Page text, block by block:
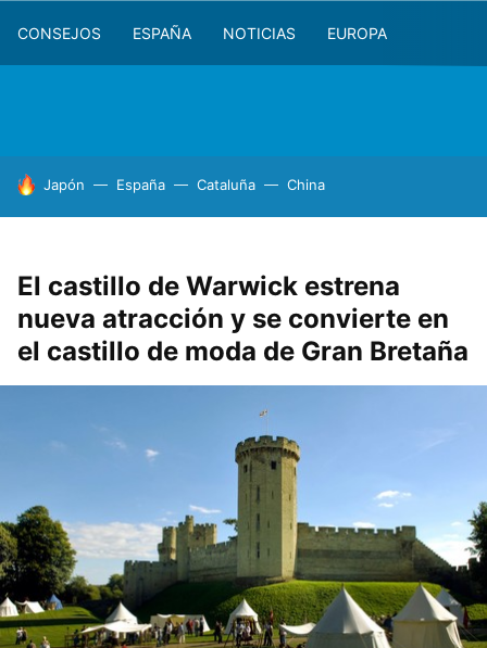
CONSEJOS ESPAÑA NOTICIAS EUROPA
HOY SE HABLA DE
Japón España Cataluña China
El castillo de Warwick estrena
nueva atracción y se convierte en
el castillo de moda de Gran Bretaña